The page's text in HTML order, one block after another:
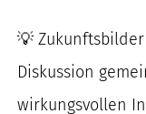
💡
Diskussion
wirkungsvollen